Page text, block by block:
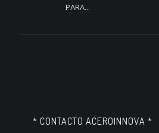
PARA...
* CONTACTO ACEROINNOVA *